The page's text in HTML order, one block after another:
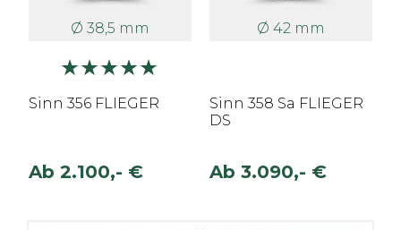
Ø 38,5 mm
Sinn 356 FLIEGER
Ab 2.100,- €
Ø 42 mm
Sinn 358 Sa FLIEGER
DS
Ab 3.090,- €